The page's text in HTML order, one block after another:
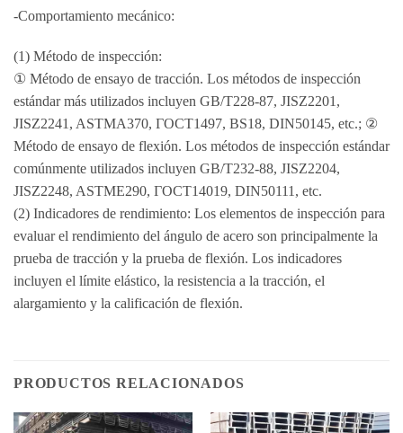
-Comportamiento mecánico:
(1) Método de inspección:
① Método de ensayo de tracción. Los métodos de inspección
estándar más utilizados incluyen GB/T228-87, JISZ2201,
JISZ2241, ASTMA370, ГОСТ1497, BS18, DIN50145, etc.; ②
Método de ensayo de flexión. Los métodos de inspección estándar
comúnmente utilizados incluyen GB/T232-88, JISZ2204,
JISZ2248, ASTME290, ГОСТ14019, DIN50111, etc.
(2) Indicadores de rendimiento: Los elementos de inspección para
evaluar el rendimiento del ángulo de acero son principalmente la
prueba de tracción y la prueba de flexión. Los indicadores
incluyen el límite elástico, la resistencia a la tracción, el
alargamiento y la calificación de flexión.
PRODUCTOS RELACIONADOS